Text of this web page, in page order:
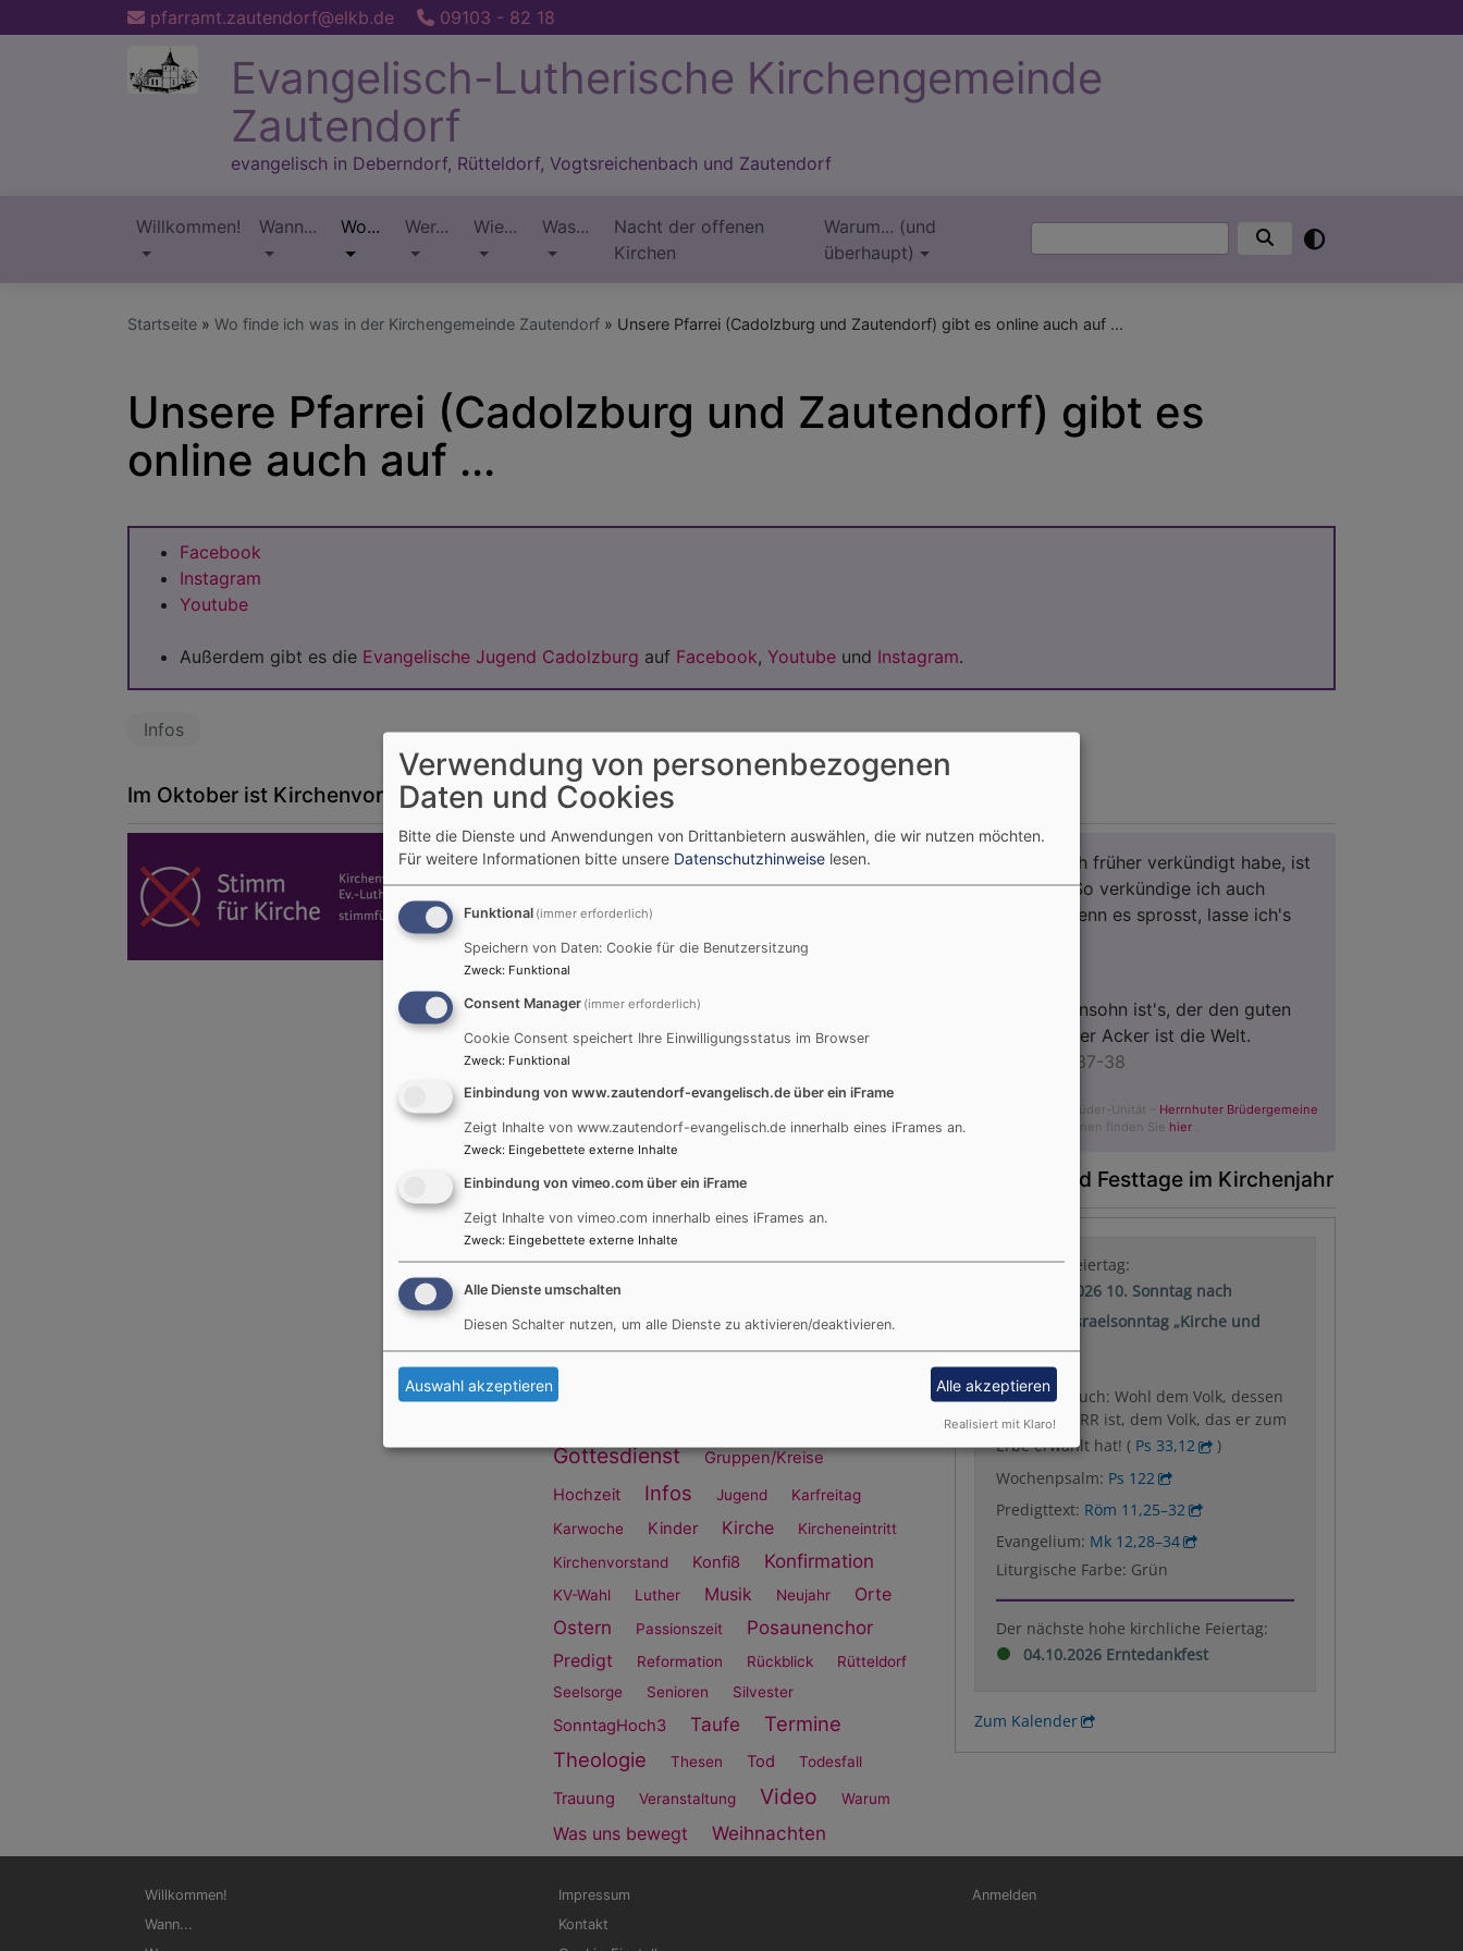
zum
pfarramt.zautendorf@elkb.de 09103 - 82 18
Evangelisch-Lutherische Kirchengemeinde
Zautendorf
evangelisch in Deberndorf, Rütteldorf, Vogtsreichenbach und Zautendorf
Hauptnavigation
Willkommen! Wann... Wo... Wer... Wie... Was...
Nacht der offenen
Kirchen
Warum... (und
überhaupt)
Suche
Startseite Wo finde ich was in der Kirchengemeinde Zautendorf Unsere Pfarrei (Cadolzburg und Zautendorf) gibt es online auch auf ...
Unsere Pfarrei (Cadolzburg und Zautendorf) gibt es
online auch auf ...
Facebook
Instagram
Youtube
Außerdem gibt es die Evangelische Jugend Cadolzburg auf Facebook, Youtube und Instagram.
Infos
Im Oktober ist Kirchenvorstandswahl Termine
August 2026
10
11 12
17
18 19 20 21 22
23
Schlagworte (tag cloud)
5-10 Minuten Theologie
Advent
Andacht
Anmeldung
Ansprechpartner/innen
Besuche Besuchsdienst Bild und Text
Corona Dies und das von Zeit zu Zeit
Gottesdienst
Gruppen/Kreise
Hochzeit
Infos Jugend
Karfreitag
Karwoche
Kinder Kirche
Kircheneintritt
Kirchenvorstand
Konfi8 Konfirmation
KV-Wahl Luther Musik Neujahr Orte
Ostern Passionszeit Posaunenchor
Predigt Reformation Rückblick
Rütteldorf
Seelsorge
Senioren Silvester
SonntagHoch3 Taufe
Termine
Theologie
Thesen Tod Todesfall
Trauung Veranstaltung Video Warum
Was uns bewegt Weihnachten
Siehe, was ich früher verkündigt habe, ist
gekommen. So verkündige ich auch
Neues; ehe denn es sprosst, lasse ich's
Der Menschensohn ist's, der den guten
Samen sät. Der Acker ist die Welt.
Matthäus 13,37-38
© Evangelische Brüder-Unität – Herrnhuter Brüdergemeine
Weitere Informationen finden Sie hier .
Sonntage und Festtage im Kirchenjahr
Nächster Feiertag:
09.08.2026 10. Sonntag nach
Trinitatis: Israelsonntag „Kirche und
Israel“
Wochenspruch: Wohl dem Volk, dessen
Gott der HERR ist, dem Volk, das er zum
Erbe erwählt hat! ( Ps 33,12
)
Wochenpsalm: Ps 122
Predigttext: Röm 11,25–32
Evangelium: Mk 12,28–34
Liturgische Farbe: Grün
Der nächste hohe kirchliche Feiertag:
04.10.2026 Erntedankfest
Zum Kalender
Hauptnavigation
Willkommen!
Wann...
Fußbereichsmenü
Impressum
Kontakt
Benutzermenü
Anmelden
Verwendung von personenbezogenen
Daten und Cookies
Bitte die Dienste und Anwendungen von Drittanbietern auswählen, die wir nutzen möchten.
Für weitere Informationen bitte unsere Datenschutzhinweise lesen.
Funktional (immer erforderlich)
Speichern von Daten: Cookie für die Benutzersitzung
Zweck: Funktional
Consent Manager (immer erforderlich)
Cookie Consent speichert Ihre Einwilligungsstatus im Browser
Zweck: Funktional
Einbindung von www.zautendorf-evangelisch.de über ein iFrame
Zeigt Inhalte von www.zautendorf-evangelisch.de innerhalb eines iFrames an.
Zweck: Eingebettete externe Inhalte
Einbindung von vimeo.com über ein iFrame
Zeigt Inhalte von vimeo.com innerhalb eines iFrames an.
Zweck: Eingebettete externe Inhalte
Alle Dienste umschalten
Diesen Schalter nutzen, um alle Dienste zu aktivieren/deaktivieren.
Auswahl akzeptieren Alle akzeptieren
Realisiert mit Klaro!